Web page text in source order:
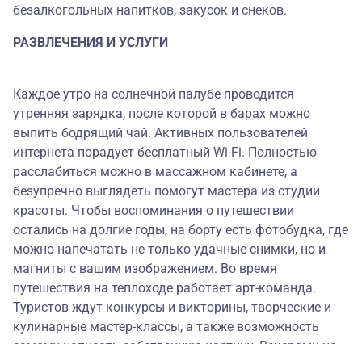
безалкогольных напитков, закусок и снеков.
РАЗВЛЕЧЕНИЯ И УСЛУГИ
Каждое утро на солнечной палубе проводится
утренняя зарядка, после которой в барах можно
выпить бодрящий чай. Активных пользователей
интернета порадует бесплатный Wi-Fi. Полностью
расслабиться можно в массажном кабинете, а
безупречно выглядеть помогут мастера из студии
красоты. Чтобы воспоминания о путешествии
остались на долгие годы, на борту есть фотобудка, где
можно напечатать не только удачные снимки, но и
магниты с вашим изображением. Во время
путешествия на теплоходе работает арт-команда.
Туристов ждут конкурсы и викторины, творческие и
кулинарные мастер-классы, а также возможность